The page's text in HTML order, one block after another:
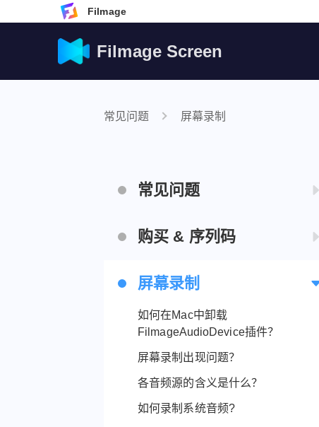
Filmage
Filmage Screen
常见问题 屏幕录制
常见问题
发者”
Filmage Screen 和 Filmage Screen
Pro有什么区别 ?
我是一名老师，需要录制教学视
频，Filmage Screen是否提供专门
教育优惠？
Filmage Screen 支持哪些操作系统
版本?
购买 & 序列码
如何使用序列码?
为什么我付款之后没有收到序列码?
屏幕录制
如何在Mac中卸载
FilmageAudioDevice插件？
屏幕录制出现问题？
各音频源的含义是什么？
如何录制系统音频?